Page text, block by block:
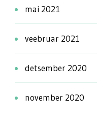
mai 2021
veebruar 2021
detsember 2020
november 2020